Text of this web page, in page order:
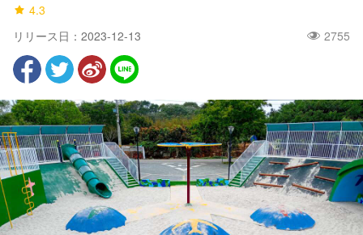
4.3
リリース日：2023-12-13
2755